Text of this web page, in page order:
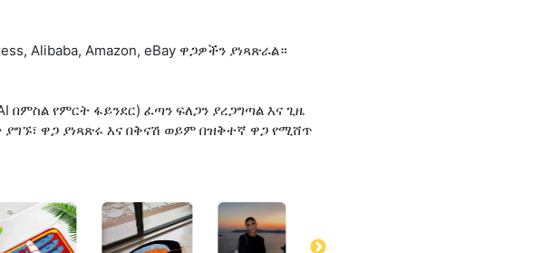
Alibaba, Amazon, eBay ዋጋዎችን ያነጻጽራል።
የምርት ፋይንደር) ፈጣን ፍለጋን ያረጋግጣል እና ጊዜ
ዋጋ ያነጻጽሩ እና በቅናሽ ወይም በዝቅተኛ ዋጋ የሚሸጥ